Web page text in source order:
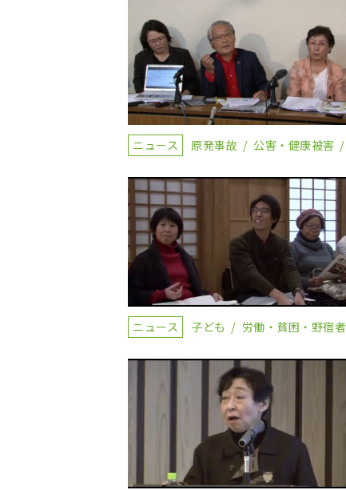
ニュース 原発事故 公害・健康被害
ニュース 子ども 労働・貧困・野宿者